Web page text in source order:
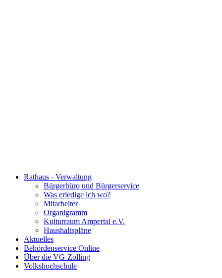
Rathaus - Verwaltung
Bürgerbüro und Bürgerservice
Was erledige ich wo?
Mitarbeiter
Organigramm
Kulturraum Ampertal e.V.
Haushaltspläne
Aktuelles
Behördenservice Online
Über die VG-Zolling
Volkshochschule